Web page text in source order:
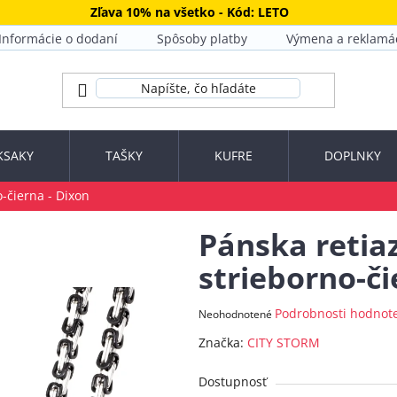
Zľava 10% na všetko - Kód: LETO
Informácie o dodaní Spôsoby platby Výmena a
TAŠKY KUFRE DOPLNKY
čierna - Dixon
Pánska
strieborno-
Priemerné
produktu
Neohodnotené Podrobnosti
Značka: CITY STORM
Dostupnosť